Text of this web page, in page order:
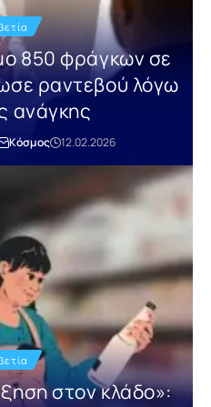
850 φράγκων σε
ραντεβού λόγω
ανάγκης
Κόσμος 12.02.2026
στον κλάδο»: